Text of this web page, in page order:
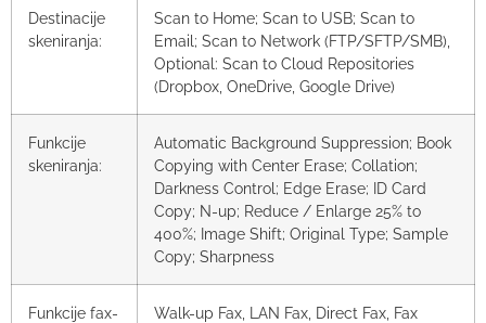
Destinacije
skeniranja:
Scan to Home; Scan to USB; Scan to
Email; Scan to Network (FTP/SFTP/SMB),
Optional: Scan to Cloud Repositories
(Dropbox, OneDrive, Google Drive)
Funkcije
skeniranja:
Automatic Background Suppression; Book
Copying with Center Erase; Collation;
Darkness Control; Edge Erase; ID Card
Copy; N-up; Reduce / Enlarge 25% to
400%; Image Shift; Original Type; Sample
Copy; Sharpness
Funkcije fax-
Walk-up Fax, LAN Fax, Direct Fax, Fax